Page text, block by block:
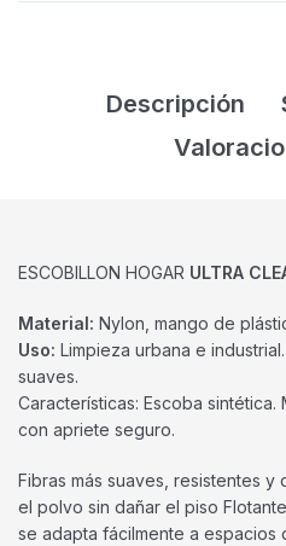
Descripción
ESCOBILLON HOGAR ULTRA
Material: Nylon, mango de
Uso: Limpieza urbana e
suaves.
Características: Escoba
con apriete seguro.
Fibras más suaves, resistentes y
el polvo sin dañar el piso
se adapta fácilmente a espacios